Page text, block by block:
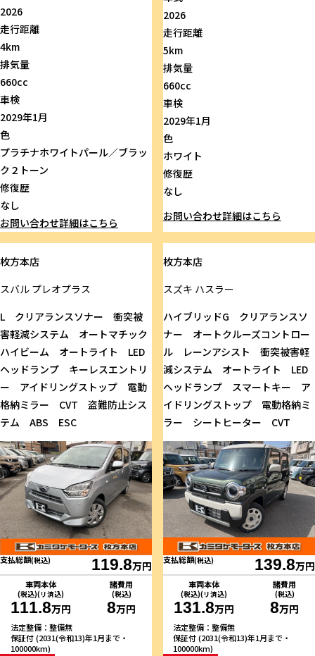
2026
走行距離
4km
排気量
660cc
車検
2029年1月
色
プラチナホワイトパール／ブラッ
ク２トーン
修復歴
なし
お問い合わせ詳細はこちら
2026
走行距離
5km
排気量
660cc
車検
2029年1月
色
ホワイト
修復歴
なし
お問い合わせ詳細はこちら
枚方本店
スバル プレオプラス
L クリアランスソナー 衝突被
害軽減システム オートマチック
ハイビーム オートライト LED
ヘッドランプ キーレスエントリ
ー アイドリングストップ 電動
格納ミラー CVT 盗難防止シス
テム ABS ESC
支払総額(税込) 119.8万円
車両本体
(税込)(リ済込)
111.8万円
諸費用
(税込)
8万円
法定整備：整備無
保証付 (2031(令和13)年1月まで・
100000km)
枚方本店
スズキ ハスラー
ハイブリッドG クリアランスソ
ナー オートクルーズコントロー
ル レーンアシスト 衝突被害軽
減システム オートライト LED
ヘッドランプ スマートキー ア
イドリングストップ 電動格納ミ
ラー シートヒーター CVT
支払総額(税込) 139.8万円
車両本体
(税込)(リ済込)
131.8万円
諸費用
(税込)
8万円
法定整備：整備無
保証付 (2031(令和13)年1月まで・
100000km)